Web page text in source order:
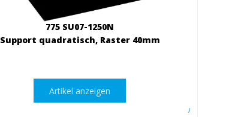
775 SU07-1250N
Support quadratisch, Raster 40mm
Artikel anzeigen